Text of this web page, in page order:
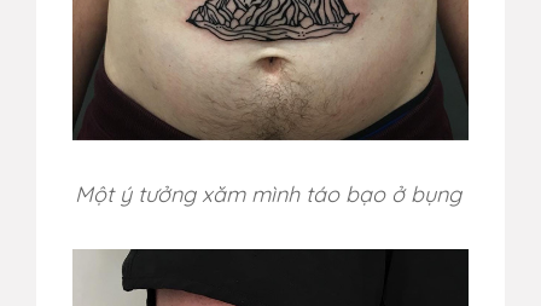
Một ý tưởng xăm mình táo bạo ở bụng